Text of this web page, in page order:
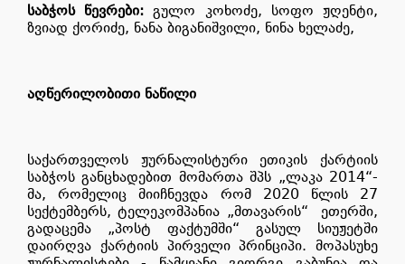
საბჭოს წევრები: გულო კოხოძე, სოფო ჟღენტი,
ზვიად ქორიძე, ნანა ბიგანიშვილი, ნინა ხელაძე,
აღწერილობითი ნაწილი
საქართველოს ჟურნალისტური ეთიკის ქარტიის
საბჭოს განცხადებით მომართა შპს „ლაკა 2014“-
მა, რომელიც მიიჩნევდა რომ 2020 წლის 27
სექტემბერს, ტელეკომპანია „მთავარის“
ეთერში,
გადაცემა „პოსტ ფაქტუმში“ გასულ სიუჟეტში
დაირღვა ქარტიის პირველი პრინციპი. მოპასუხე